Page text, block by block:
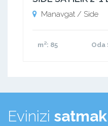
Manavgat / Side
m²: 85 Oda
Evinizi satmak